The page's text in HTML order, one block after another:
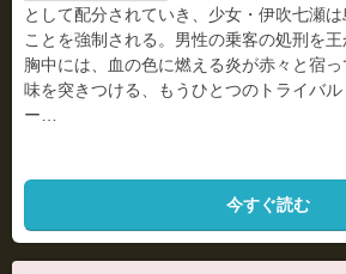
として配分されていき、少女・伊吹七瀬
ことを強制される。男性の乗客の処刑を
胸中には、血の色に燃える炎が赤々と宿
味を突きつける、もうひとつのトライバ
ー
今すぐ読む